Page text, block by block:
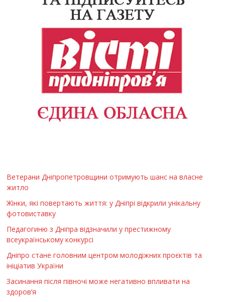
Ветерани Дніпропетровщини отримують шанс на власне
житло
Жінки, які повертають життя: у Дніпрі відкрили унікальну
фотовиставку
Педагогиню з Дніпра відзначили у престижному
всеукраїнському конкурсі
Дніпро стане головним центром молодіжних проєктів та
ініціатив України
Засинання після півночі може негативно впливати на
здоров’я